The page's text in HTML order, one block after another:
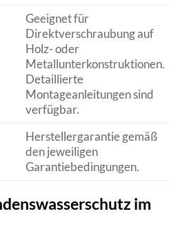
Geeignet für
Direktverschraubung auf
Holz- oder
Metallunterkonstruktionen.
Detaillierte
Montageanleitungen sind
verfügbar.
Herstellergarantie gemäß
den jeweiligen
Garantiebedingungen.
im